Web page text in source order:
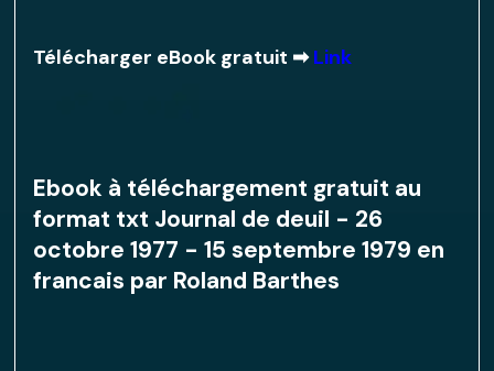
Télécharger eBook gratuit ➡Link
Ebook à téléchargement gratuit au
format txt Journal de deuil - 26
octobre 1977 - 15 septembre 1979 en
francais par Roland Barthes